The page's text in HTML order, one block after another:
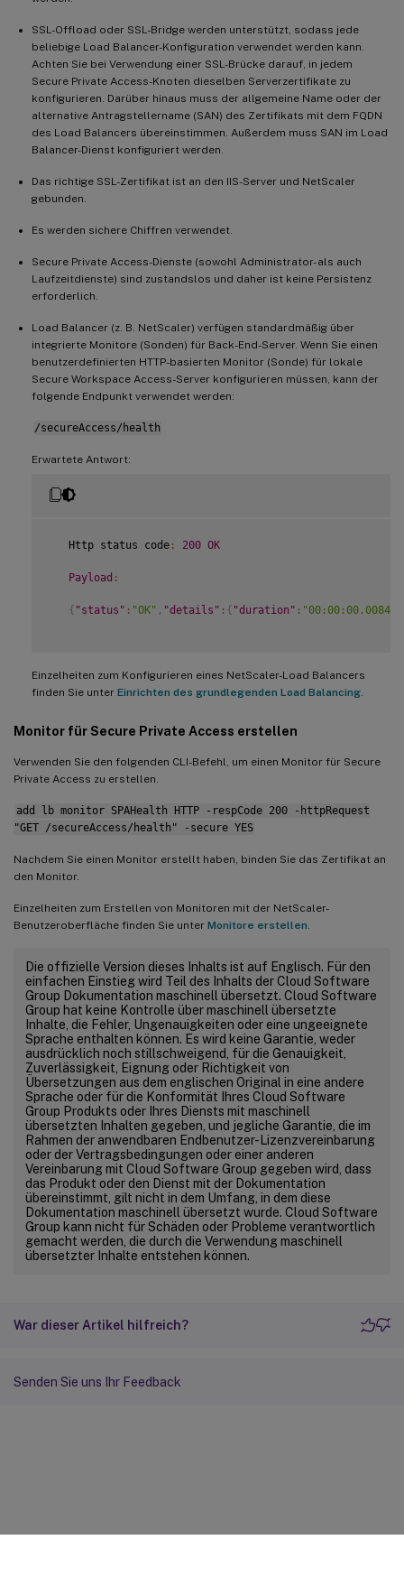
SSL-Offload oder SSL-Bridge werden unterstützt, sodass jede
beliebige Load Balancer-Konfiguration verwendet werden kann.
Achten Sie bei Verwendung einer SSL-Brücke darauf, in jedem
Secure Private Access-Knoten dieselben Serverzertifikate zu
konfigurieren. Darüber hinaus muss der allgemeine Name oder der
alternative Antragstellername (SAN) des Zertifikats mit dem FQDN
des Load Balancers übereinstimmen. Außerdem muss SAN im Load
Balancer-Dienst konfiguriert werden.
Das richtige SSL-Zertifikat ist an den IIS-Server und NetScaler
gebunden.
Es werden sichere Chiffren verwendet.
Secure Private Access-Dienste (sowohl Administrator- als auch
Laufzeitdienste) sind zustandslos und daher ist keine Persistenz
erforderlich.
Load Balancer (z. B. NetScaler) verfügen standardmäßig über
integrierte Monitore (Sonden) für Back-End-Server. Wenn Sie einen
benutzerdefinierten HTTP-basierten Monitor (Sonde) für lokale
Secure Workspace Access-Server konfigurieren müssen, kann der
folgende Endpunkt verwendet werden:
/secureAccess/health
Erwartete Antwort:
   Http status code
: 200 OK
Payload :
{ "status" : "OK" , "details" : { "duration" :
Einzelheiten zum Konfigurieren eines NetScaler-Load Balancers
finden Sie unter Einrichten des grundlegenden Load Balancing.
Monitor für Secure Private Access erstellen
Verwenden Sie den folgenden CLI-Befehl, um einen Monitor für Secure
Private Access zu erstellen.
add lb monitor SPAHealth HTTP -respCode 200 -httpRequest
"GET /secureAccess/health" -secure YES
Nachdem Sie einen Monitor erstellt haben, binden Sie das Zertifikat an
den Monitor.
Einzelheiten zum Erstellen von Monitoren mit der NetScaler-
Benutzeroberfläche finden Sie unter Monitore erstellen.
Die offizielle Version dieses Inhalts ist auf Englisch. Für den
einfachen Einstieg wird Teil des Inhalts der Cloud Software
Group Dokumentation maschinell übersetzt. Cloud Software
Group hat keine Kontrolle über maschinell übersetzte
Inhalte, die Fehler, Ungenauigkeiten oder eine ungeeignete
Sprache enthalten können. Es wird keine Garantie, weder
ausdrücklich noch stillschweigend, für die Genauigkeit,
Zuverlässigkeit, Eignung oder Richtigkeit von
Übersetzungen aus dem englischen Original in eine andere
Sprache oder für die Konformität Ihres Cloud Software
Group Produkts oder Ihres Diensts mit maschinell
übersetzten Inhalten gegeben, und jegliche Garantie, die im
Rahmen der anwendbaren Endbenutzer-Lizenzvereinbarung
oder der Vertragsbedingungen oder einer anderen
Vereinbarung mit Cloud Software Group gegeben wird, dass
das Produkt oder den Dienst mit der Dokumentation
übereinstimmt, gilt nicht in dem Umfang, in dem diese
Dokumentation maschinell übersetzt wurde. Cloud Software
Group kann nicht für Schäden oder Probleme verantwortlich
gemacht werden, die durch die Verwendung maschinell
übersetzter Inhalte entstehen können.
War dieser Artikel hilfreich?
Senden Sie uns Ihr Feedback